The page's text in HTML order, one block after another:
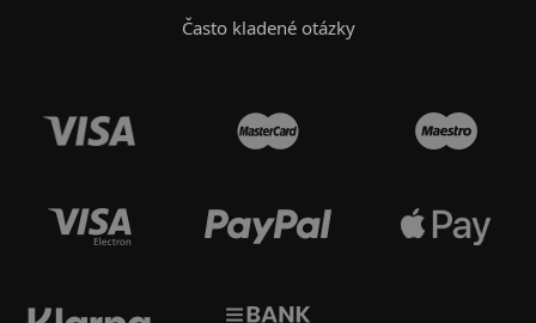
Často kladené otázky